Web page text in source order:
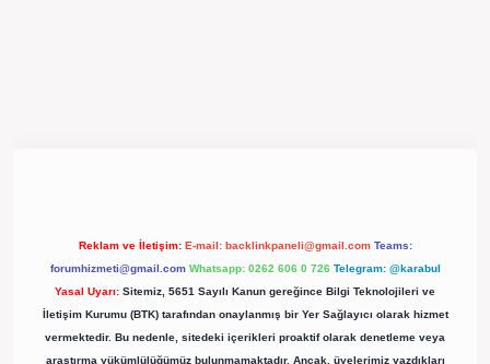
Reklam ve İletişim: E-mail: backlinkpaneli@gmail.com Teams:
forumhizmeti@gmail.com Whatsapp: 0262 606 0 726 Telegram: @karabul
Yasal Uyarı: Sitemiz, 5651 Sayılı Kanun gereğince Bilgi Teknolojileri ve
İletişim Kurumu (BTK) tarafından onaylanmış bir Yer Sağlayıcı olarak hizmet
vermektedir. Bu nedenle, sitedeki içerikleri proaktif olarak denetleme veya
araştırma yükümlülüğümüz bulunmamaktadır. Ancak, üyelerimiz yazdıkları